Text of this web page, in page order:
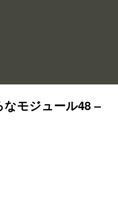
モジュール48 –